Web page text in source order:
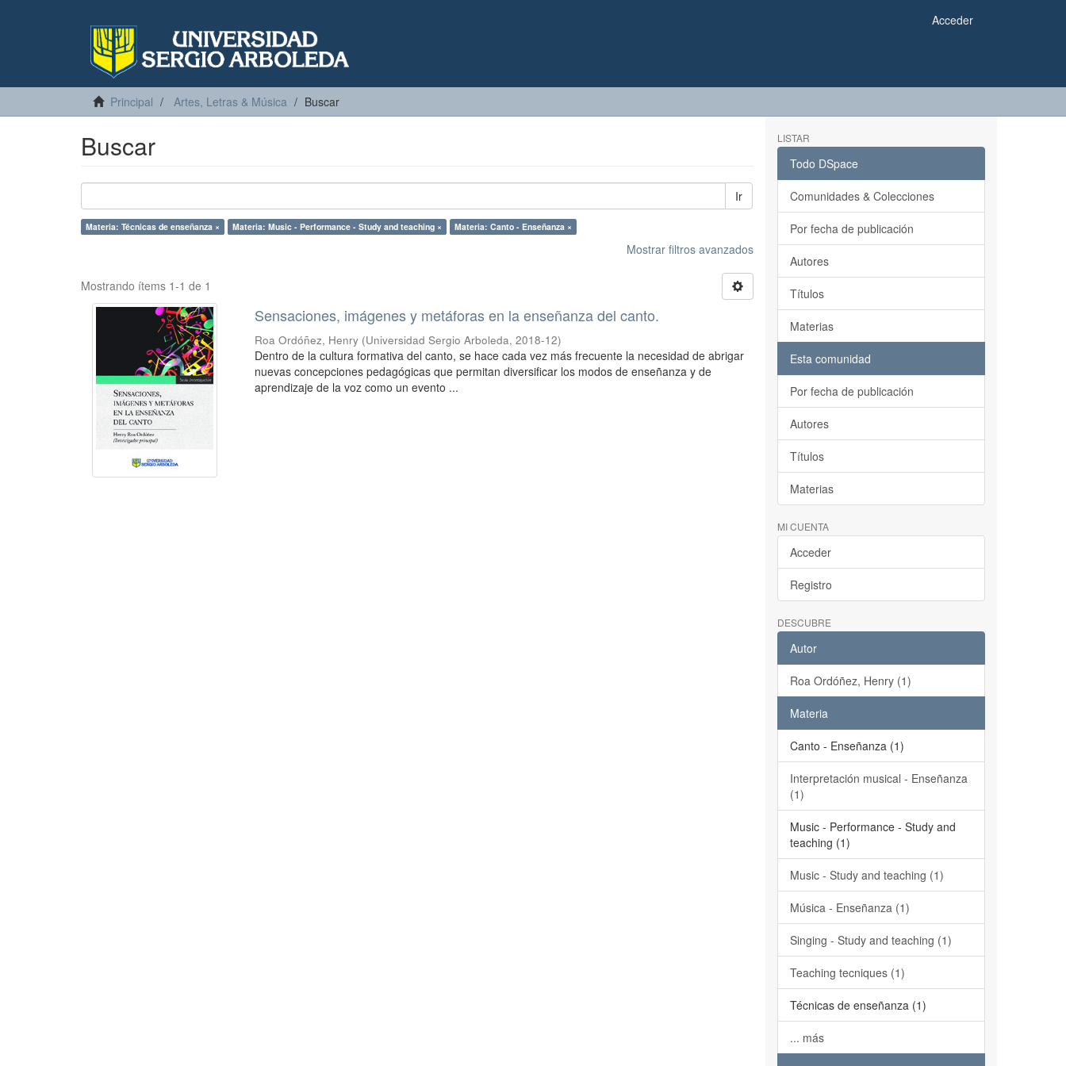
Acceder
Principal Artes, Letras & Música Buscar
Buscar
Ir
Materia: Técnicas de enseñanza × Materia: Music - Performance - Study and teaching × Materia: Canto - Enseñanza ×
Mostrar filtros avanzados
Mostrando ítems 1-1 de 1
Sensaciones, imágenes y metáforas en la enseñanza del canto.
Roa Ordóñez, Henry (Universidad Sergio Arboleda,2018-12)
Dentro de la cultura formativa del canto, se hace cada vez más frecuente la necesidad de abrigar
nuevas concepciones pedagógicas que permitan diversificar los modos de enseñanza y de
aprendizaje de la voz como un evento ...
LISTAR
Todo DSpace
Comunidades & Colecciones
Por fecha de publicación
Autores
Títulos
Materias
Esta comunidad
Por fecha de publicación
Autores
Títulos
Materias
MI CUENTA
Acceder
Registro
DESCUBRE
Autor
Roa Ordóñez, Henry (1)
Materia
Canto - Enseñanza (1)
Interpretación musical - Enseñanza
(1)
Music - Performance - Study and
teaching (1)
Music - Study and teaching (1)
Música - Enseñanza (1)
Singing - Study and teaching (1)
Teaching tecniques (1)
Técnicas de enseñanza (1)
... más